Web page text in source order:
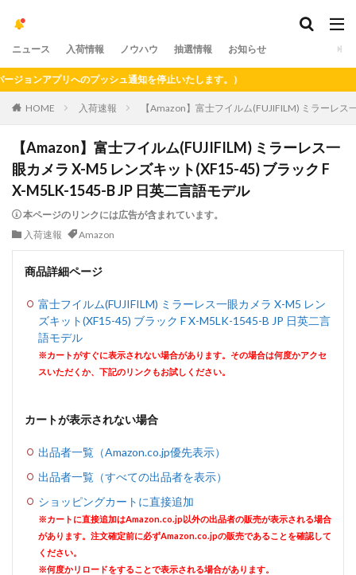
ニュース 入荷情報 ノウハウ 抽選情報 お知らせ
アプリへのプッシュ通知を停止いたします。）
HOME 入荷速報 【Amazon】富士フイルム(FUJIFILM) ミラーレ
【Amazon】富士フイルム(FUJIFILM) ミラーレス一
眼カメラ X-M5 レンズキット(XF15-45) ブラック F
X-M5LK-1545-B JP 日英二言語モデル
本ページのリンクには広告が含まれています。
入荷速報
Amazon
商品詳細ページ
富士フイルム(FUJIFILM) ミラーレス一眼カメラ X-M5 レン
ズキット(XF15-45) ブラック F X-M5LK-1545-B JP 日英二言
語モデル
※カートがすぐに表示されない場合があります。その場合は何度かアクセ
スいただくか、下記のリンクもお試しください。
カートが表示されない場合
出品者一覧（Amazon.co.jp優先表示）
出品者一覧（すべての出品者を表示）
ショッピングカートに直接追加
※カートに直接追加はAmazon.co.jp以外の出品者の販売が表示される場合
があります。注文確定前に必ずAmazon.co.jpの販売であることを確認して
ください。
※何度かリロードをすることで表示される場合があります。